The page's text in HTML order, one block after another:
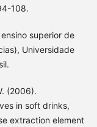
108.
superior de
Universidade
(2006).
in soft drinks,
extraction element